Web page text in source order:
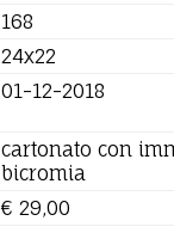
168
24x22
01-12-2018
cartonato con
bicromia
€ 29,00